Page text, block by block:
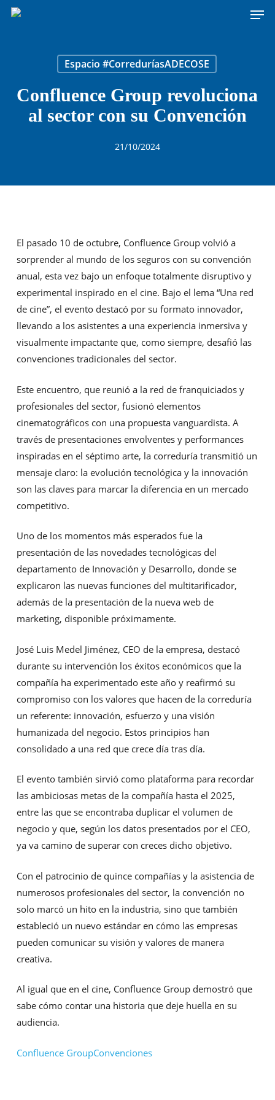
Skip
Espacio #CorreduríasADECOSE
Confluence Group revoluciona
al sector con su Convención
21/10/2024
El pasado 10 de octubre, Confluence Group volvió a
sorprender al mundo de los seguros con su convención
anual, esta vez bajo un enfoque totalmente disruptivo y
experimental inspirado en el cine. Bajo el lema “Una red
de cine”, el evento destacó por su formato innovador,
llevando a los asistentes a una experiencia inmersiva y
visualmente impactante que, como siempre, desafió las
convenciones tradicionales del sector.
Este encuentro, que reunió a la red de franquiciados y
profesionales del sector, fusionó elementos
cinematográficos con una propuesta vanguardista. A
través de presentaciones envolventes y performances
inspiradas en el séptimo arte, la correduría transmitió un
mensaje claro: la evolución tecnológica y la innovación
son las claves para marcar la diferencia en un mercado
competitivo.
Uno de los momentos más esperados fue la
presentación de las novedades tecnológicas del
departamento de Innovación y Desarrollo, donde se
explicaron las nuevas funciones del multitarificador,
además de la presentación de la nueva web de
marketing, disponible próximamente.
José Luis Medel Jiménez, CEO de la empresa, destacó
durante su intervención los éxitos económicos que la
compañía ha experimentado este año y reafirmó su
compromiso con los valores que hacen de la correduría
un referente: innovación, esfuerzo y una visión
humanizada del negocio. Estos principios han
consolidado a una red que crece día tras día.
El evento también sirvió como plataforma para recordar
las ambiciosas metas de la compañía hasta el 2025,
entre las que se encontraba duplicar el volumen de
negocio y que, según los datos presentados por el CEO,
ya va camino de superar con creces dicho objetivo.
Con el patrocinio de quince compañías y la asistencia de
numerosos profesionales del sector, la convención no
solo marcó un hito en la industria, sino que también
estableció un nuevo estándar en cómo las empresas
pueden comunicar su visión y valores de manera
creativa.
Al igual que en el cine, Confluence Group demostró que
sabe cómo contar una historia que deje huella en su
audiencia.
Confluence GroupConvenciones